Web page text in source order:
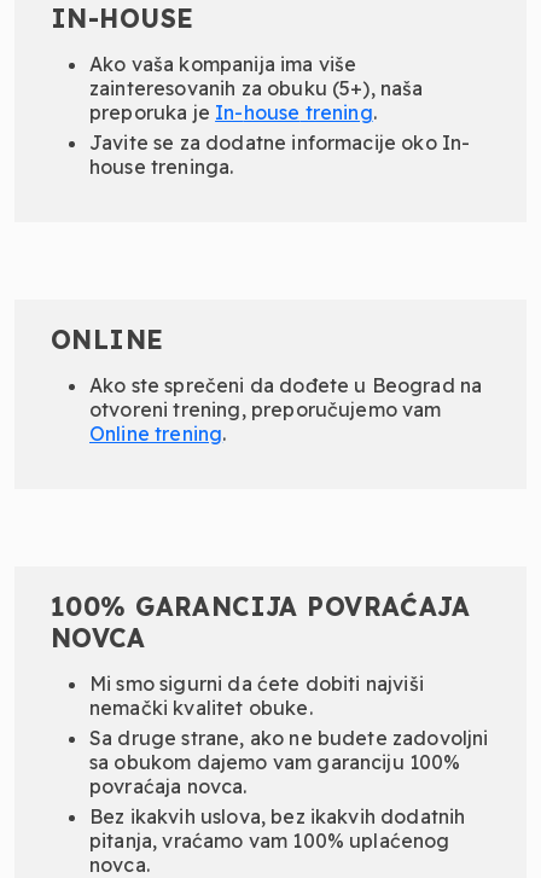
IN-HOUSE
Ako vaša kompanija ima više
zainteresovanih za obuku (5+), naša
preporuka je In-house trening.
Javite se za dodatne informacije oko In-
house treninga.
ONLINE
Ako ste sprečeni da dođete u Beograd na
otvoreni trening, preporučujemo vam
Online trening.
100% GARANCIJA POVRAĆAJA
NOVCA
Mi smo sigurni da ćete dobiti najviši
nemački kvalitet obuke.
Sa druge strane, ako ne budete zadovoljni
sa obukom dajemo vam garanciju 100%
povraćaja novca.
Bez ikakvih uslova, bez ikakvih dodatnih
pitanja, vraćamo vam 100% uplaćenog
novca.